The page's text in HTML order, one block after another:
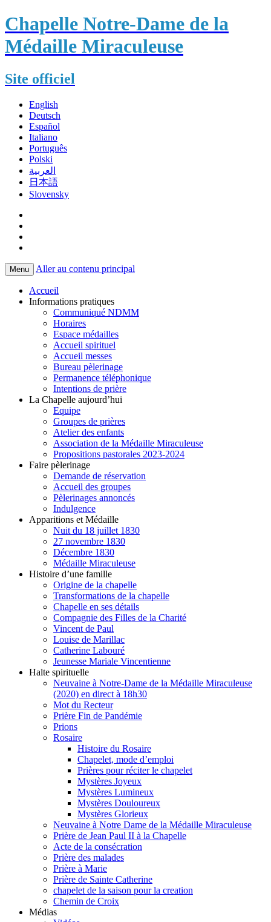
Chapelle Notre-Dame de la
Médaille Miraculeuse
Site officiel
English
Deutsch
Español
Italiano
Português
Polski
العربية
日本語
Slovensky
Menu Aller au contenu principal
Accueil
Informations pratiques
Communiqué NDMM
Horaires
Espace médailles
Accueil spirituel
Accueil messes
Bureau pèlerinage
Permanence téléphonique
Intentions de prière
La Chapelle aujourd’hui
Equipe
Groupes de prières
Atelier des enfants
Association de la Médaille Miraculeuse
Propositions pastorales 2023-2024
Faire pèlerinage
Demande de réservation
Accueil des groupes
Pèlerinages annoncés
Indulgence
Apparitions et Médaille
Nuit du 18 juillet 1830
27 novembre 1830
Décembre 1830
Médaille Miraculeuse
Histoire d’une famille
Origine de la chapelle
Transformations de la chapelle
Chapelle en ses détails
Compagnie des Filles de la Charité
Vincent de Paul
Louise de Marillac
Catherine Labouré
Jeunesse Mariale Vincentienne
Halte spirituelle
Neuvaine à Notre-Dame de la Médaille Miraculeuse
(2020) en direct à 18h30
Mot du Recteur
Prière Fin de Pandémie
Prions
Rosaire
Histoire du Rosaire
Chapelet, mode d’emploi
Prières pour réciter le chapelet
Mystères Joyeux
Mystères Lumineux
Mystères Douloureux
Mystères Glorieux
Neuvaine à Notre Dame de la Médaille Miraculeuse
Prière de Jean Paul II à la Chapelle
Acte de la consécration
Prière des malades
Prière à Marie
Prière de Sainte Catherine
chapelet de la saison pour la creation
Chemin de Croix
Médias